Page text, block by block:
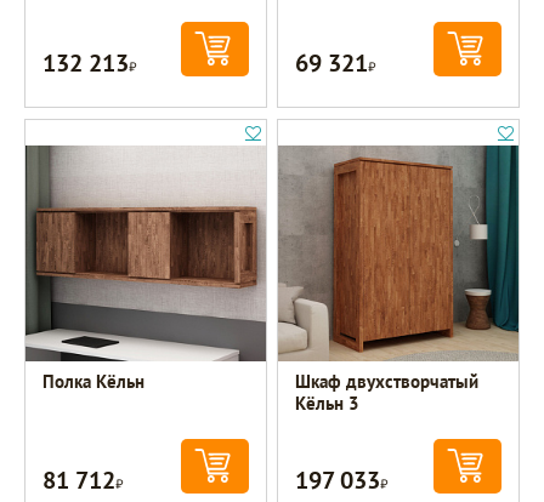
132 213Р 69 321Р
Полка Кёльн
81 712Р
Шкаф двухстворчатый
Кёльн 3
197 033Р